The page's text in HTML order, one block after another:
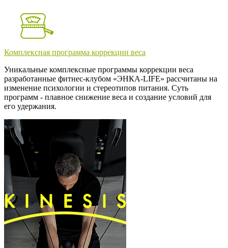
Комплексная программа коррекции веса
Уникальные комплексные программы коррекции веса
разработанные фитнес-клубом «ЭНКА-LIFE» рассчитаны на
изменение психологии и стереотипов питания. Суть
программ - плавное снижение веса и создание условий для
его удержания.